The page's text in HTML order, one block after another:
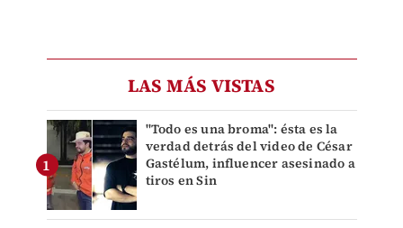
LAS MÁS VISTAS
"Todo es una broma": ésta es la
verdad detrás del video de César
Gastélum, influencer asesinado a
tiros en Sin